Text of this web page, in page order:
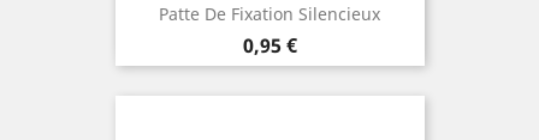
Patte De Fixation Silencieux
Prix
0,95 €